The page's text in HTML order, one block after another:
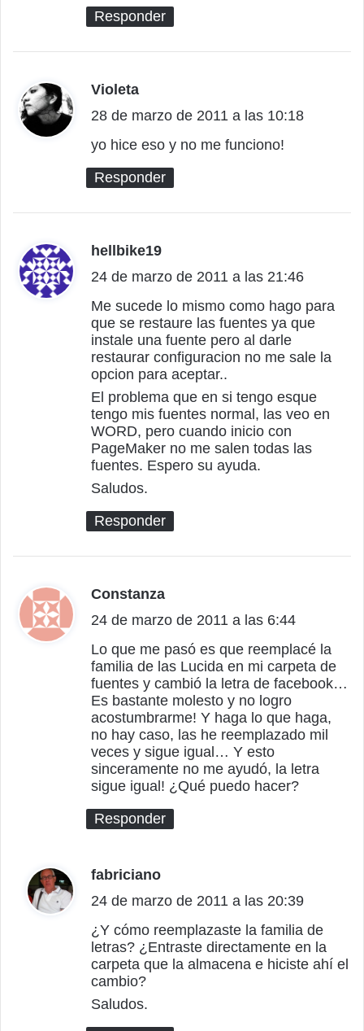
:
Responder
Violeta
i
c
e
:
28 de marzo de 2011 a las 10:18
yo hice eso y no me funciono!
Responder
hellbike19
i
c
e
:
24 de marzo de 2011 a las 21:46
Me sucede lo mismo como hago para
que se restaure las fuentes ya que
instale una fuente pero al darle
restaurar configuracion no me sale la
opcion para aceptar..
El problema que en si tengo esque
tengo mis fuentes normal, las veo en
WORD, pero cuando inicio con
PageMaker no me salen todas las
fuentes. Espero su ayuda.
Saludos.
Responder
Constanza
i
c
e
:
24 de marzo de 2011 a las 6:44
Lo que me pasó es que reemplacé la
familia de las Lucida en mi carpeta de
fuentes y cambió la letra de facebook…
Es bastante molesto y no logro
acostumbrarme! Y haga lo que haga,
no hay caso, las he reemplazado mil
veces y sigue igual… Y esto
sinceramente no me ayudó, la letra
sigue igual! ¿Qué puedo hacer?
Responder
fabriciano
i
c
e
24 de marzo de 2011 a las 20:39
¿Y cómo reemplazaste la familia de
letras? ¿Entraste directamente en la
carpeta que la almacena e hiciste ahí el
cambio?
Saludos.